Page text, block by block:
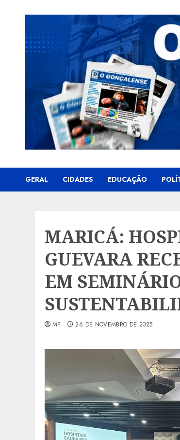
GERAL CIDADES EDUCAÇÃO
MARICÁ:
GUEVARA
EM
MP 26 DE NOVEMBRO DE 2025